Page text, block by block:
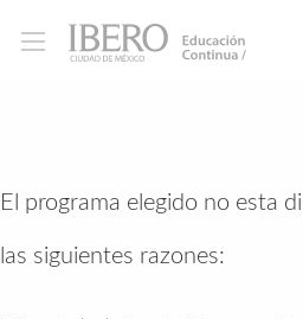
El programa elegido no esta
las siguientes razones: